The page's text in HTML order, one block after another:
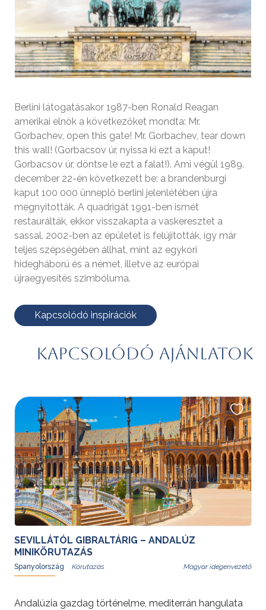
Berlini látogatásakor 1987-ben Ronald Reagan
amerikai elnök a következőket mondta: Mr.
Gorbachev, open this gate! Mr. Gorbachev, tear down
this wall! (Gorbacsov úr, nyissa ki ezt a kaput!
Gorbacsov úr, döntse le ezt a falat!). Ami végül 1989.
december 22-én következett be: a brandenburgi
kaput 100 000 ünneplő berlini jelenlétében újra
megnyitották. A quadrigát 1991-ben ismét
restaurálták, ekkor visszakapta a vaskeresztet a
sassal. 2002-ben az épületet is felújították, így már
teljes szépségében állhat, mint az egykori
hidegháború és a német, illetve az európai
újraegyesítés szimbóluma.
Kapcsolódó inspirációk
Kapcsolódó ajánlatok
SEVILLÁTÓL GIBRALTÁRIG – ANDALÚZ
MINIKÖRUTAZÁS
Spanyolország Magyar idegenvezető
Andalúzia gazdag történelme, mediterrán hangulata